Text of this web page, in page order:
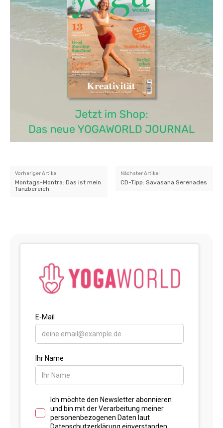
Vorheriger Artikel
Montags-Montra: Das ist mein
Tanzbereich
Nächster Artikel
CD-Tipp: Savasana Serenades